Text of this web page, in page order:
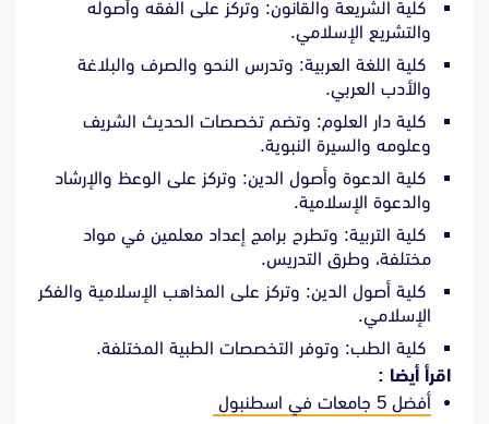
كلية الشريعة والقانون: وتركز على الفقه وأصوله
والتشريع الإسلامي.
كلية اللغة العربية: وتدرس النحو والصرف والبلاغة
والأدب العربي.
كلية دار العلوم: وتضم تخصصات الحديث الشريف
وعلومه والسيرة النبوية.
كلية الدعوة وأصول الدين: وتركز على الوعظ والإرشاد
والدعوة الإسلامية.
كلية التربية: وتطرح برامج إعداد معلمين في مواد
مختلفة، وطرق التدريس.
كلية أصول الدين: وتركز على المذاهب الإسلامية والفكر
الإسلامي.
كلية الطب: وتوفر التخصصات الطبية المختلفة.
اقرأ أيضا :
أفضل 5 جامعات في اسطنبول